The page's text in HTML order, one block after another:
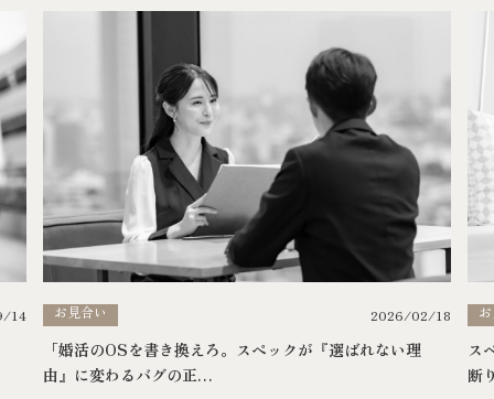
14 お見合い 2026/02/18
「婚活のOSを書き換えろ。スペックが『選ばれない理
由』に変わるバグの正…
ス
断